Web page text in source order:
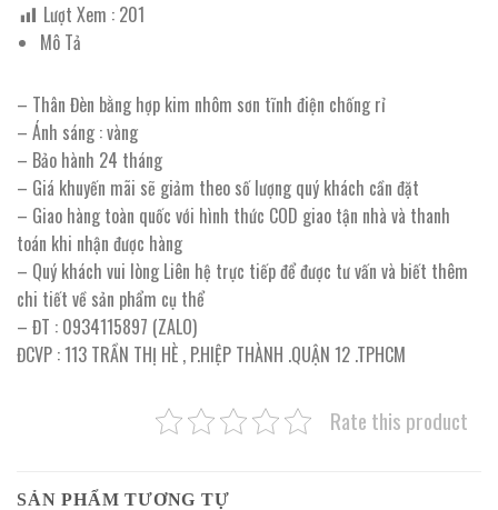
Lượt Xem : 201
Mô Tả
– Thân Đèn bằng hợp kim nhôm sơn tĩnh điện chống rỉ
– Ánh sáng : vàng
– Bảo hành 24 tháng
– Giá khuyến mãi sẽ giảm theo số lượng quý khách cần đặt
– Giao hàng toàn quốc với hình thức COD giao tận nhà và thanh
toán khi nhận được hàng
– Quý khách vui lòng Liên hệ trực tiếp để được tư vấn và biết thêm
chi tiết về sản phẩm cụ thể
– ĐT : 0934115897 (ZALO)
ĐCVP : 113 TRẦN THỊ HÈ , P.HIỆP THÀNH .QUẬN 12 .TPHCM
Rate this product
SẢN PHẨM TƯƠNG TỰ